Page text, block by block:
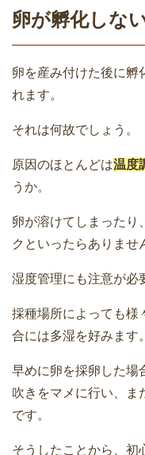
卵が孵化しな
卵を産み付けた後に孵
れます。
それは何故でしょう。
原因のほとんどは温度
うか。
卵が溶けてしまったり
クといったらありませ
湿度管理にも注意が必
採種場所によっても様
合には多湿を好みます。
早めに卵を採卵した場
吹きをマメに行い、ま
です。
そうしたことから、初